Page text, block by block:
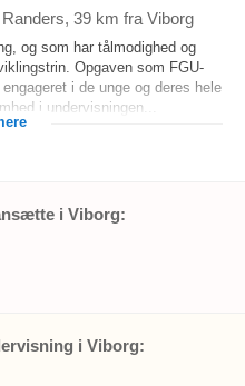
Randers, 39 km fra Viborg
og som har tålmodighed og
Opgaven som FGU-
i de unge og deres hele
i undervisningen...
i Viborg:
i Viborg: